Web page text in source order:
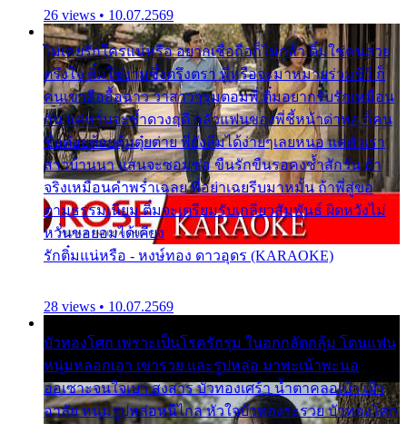
26 views • 10.07.2569
ไม่เคยรักใครแน่หรือ อยากเชื่อถือก็ไม่กล้า ติ๋มใช่คนสวย
ตรึงใจ ติ๋มใช่งามซึ้งตรึงตรา พี่หรือจะมาหมายร่วมชีวี ก็
คนเขาลืออื้อฉาว ว่าสาวๆรุมตอมพี่ ติ๋มอยากรับรักเหมือน
กัน แต่หวั่นจะช้ำดวงฤดี กลัวแฟนของพี่ชี้หน้าด่าทอ ก็คน
ชื่อต๋อยต้อยตุ้มตุ๋ยต่าย พี่ยังลืมได้ง่ายๆเลยหนอ แค่ตัวเรา
สาวบ้านนา แสนจะซอมซ่อ ขืนรักขืนรอคงช้ำสักวัน ถ้า
จริงเหมือนคำพร่ำเฉลย พี่อย่าเฉยรีบมาหมั้น ถ้าพี่สู่ขอ
ตามธรรมเนียม ติ๋มจะเตรียมรับเกลียวสัมพันธ์ ผิดหวังไม่
หวั่นขอยอมได้เคียง
รักติ๋มแน่หรือ - หงษ์ทอง ดาวอุดร (KARAOKE)
28 views • 10.07.2569
บัวทองโศก เพราะเป็นโรครักรุม ในอกกลัดกลุ้ม โดนแฟน
หนุ่มหลอกเอา เขารวย และรูปหล่อ มาพะเน้าพะนอ
ออเซาะจนใจเบา สงสาร บัวทองเศร้า น้ำตาคลอเบ้า เฝ้า
อาลัย หนุ่มรูปหล่อหนีไกล หัวใจบัวทองระรวย บัวทองโศก